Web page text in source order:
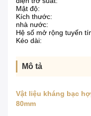
Mật độ:
Kích thước:
nhà nước:
Hệ số mở rộng tuyến
Kéo dài:
Mô tả
Vật liệu kháng bạc
80mm